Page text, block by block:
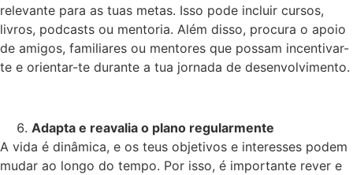
relevante para as tuas metas. Isso pode incluir cursos,
livros, podcasts ou mentoria. Além disso, procura o apoio
de amigos, familiares ou mentores que possam incentivar-
te e orientar-te durante a tua jornada de desenvolvimento.
Adapta e reavalia o plano regularmente
A vida é dinâmica, e os teus objetivos e interesses podem
mudar ao longo do tempo. Por isso, é importante rever e